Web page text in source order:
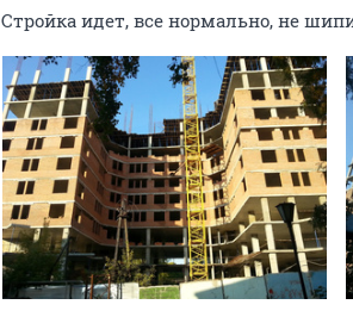
Стройка идет, все нормально, не